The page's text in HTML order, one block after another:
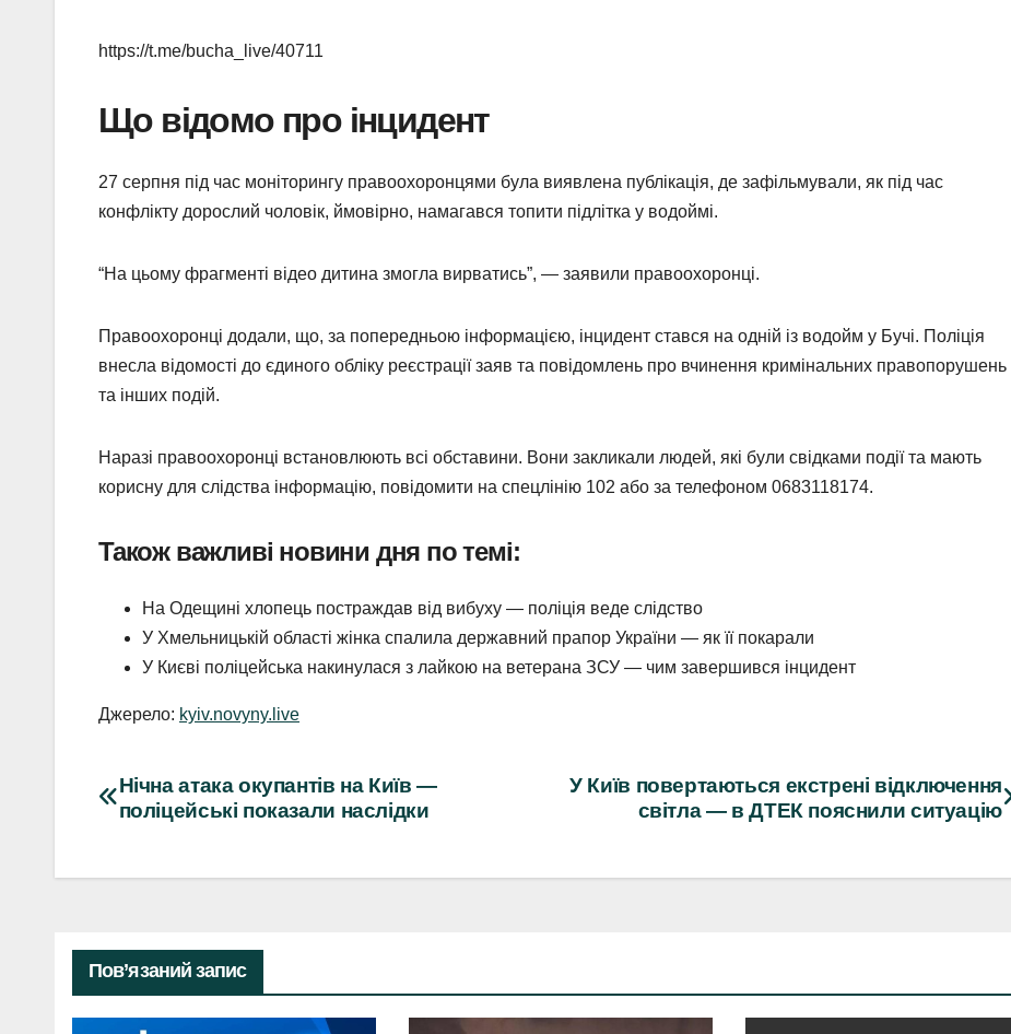
https://t.me/bucha_live/40711
Що відомо про інцидент
27 серпня під час моніторингу правоохоронцями була виявлена публікація, де зафільмували, як під час
конфлікту дорослий чоловік, ймовірно, намагався топити підлітка у водоймі.
“На цьому фрагменті відео дитина змогла вирватись”, — заявили правоохоронці.
Правоохоронці додали, що, за попередньою інформацією, інцидент стався на одній із водойм у Бучі. Поліція
внесла відомості до єдиного обліку реєстрації заяв та повідомлень про вчинення кримінальних правопорушень
та інших подій.
Наразі правоохоронці встановлюють всі обставини. Вони закликали людей, які були свідками події та мають
корисну для слідства інформацію, повідомити на спецлінію 102 або за телефоном 0683118174.
Також важливі новини дня по темі:
На Одещині хлопець постраждав від вибуху — поліція веде слідство
У Хмельницькій області жінка спалила державний прапор України — як її покарали
У Києві поліцейська накинулася з лайкою на ветерана ЗСУ — чим завершився інцидент
Джерело: kyiv.novyny.live
Навігація
У Київ повертаються екстрені відключення
світла — в ДТЕК пояснили ситуацію
Нічна атака окупантів на Київ —
поліцейські показали наслідки
Пов’язаний запис